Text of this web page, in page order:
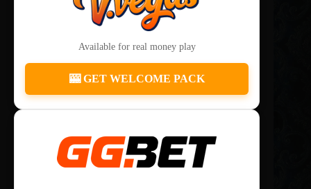
Available for real money play
🎰 GET WELCOME PACK